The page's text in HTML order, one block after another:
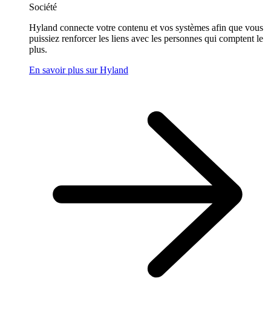
Société
Hyland connecte votre contenu et vos systèmes afin que vous
puissiez renforcer les liens avec les personnes qui comptent le
plus.
En savoir plus sur Hyland